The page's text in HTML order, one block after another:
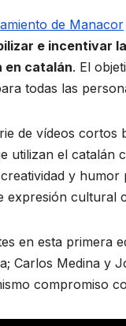
de Manacor
e incentivar
en catalán. El
todas las
de vídeos
utilizan el catalán
y
expresión cultural
en esta primera
Carlos Medina y
compromiso